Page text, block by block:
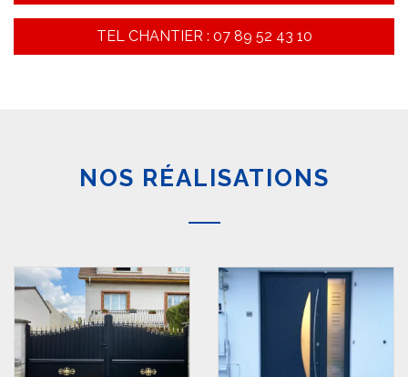
TEL CHANTIER : 07 89 52 43 10
NOS RÉALISATIONS